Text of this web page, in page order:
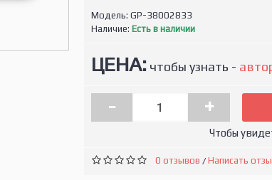
Модель: GP-38002833
Наличие: Есть в наличии
ЦЕНА:чтобы узнать -
- +
Чтобы
0 отзывов /Написать